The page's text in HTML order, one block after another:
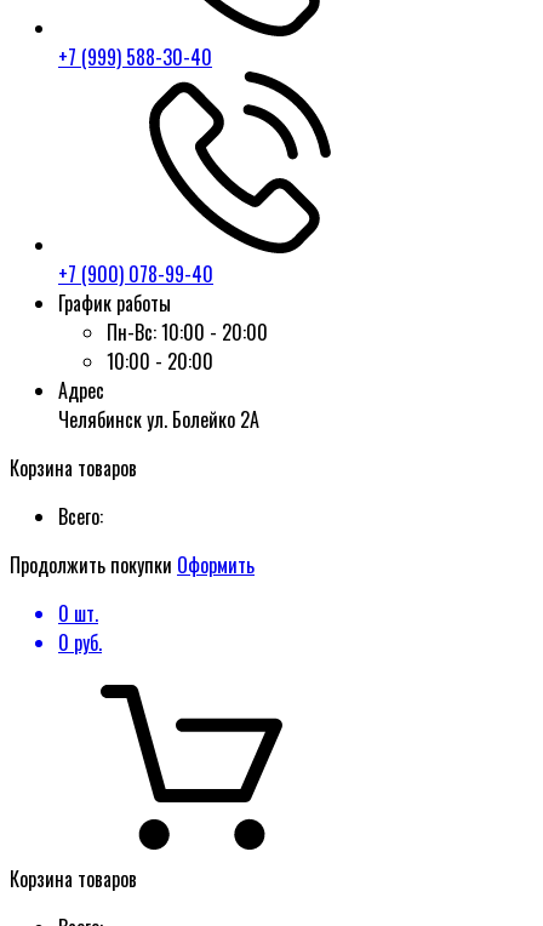
+7 (999) 588-30-40
+7 (900) 078-99-40
График работы
Пн-Вс:10:00 - 20:00
10:00 - 20:00
Адрес
Челябинск ул. Болейко 2А
Корзина товаров
Всего:
Продолжить покупки Оформить
0 шт.
0 руб.
Корзина товаров